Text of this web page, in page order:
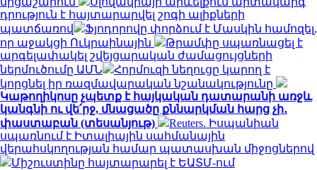
դրություն է հայտարարվել շոգի ալիքների
պատճառով
Ֆյոդորովը փորձում է Մասկին համոզել,
որ աջակցի Ուկրաինային
Թրամփը սպառնացել է
արգելափակել շվեյցարական ժամացույցների
ներմուծումը ԱՄՆ
Հորմուզի նեղուցը կարող է
կորցնել իր ռազմավարական նշանակությունը
Կաթողիկոսը չպետք է հայկական դատարանի առջև
կանգնի ու վե՛րջ, մնացածը քննարկման հարց չի․
փաստաբան (տեսանյութ)
Reuters. Իսպանիան
սպառնում է Իտալիային սահմանային
վերահսկողության համար պատասխան միջոցներով
Միշուստինը հայտարարել է ԵԱՏՄ-ում